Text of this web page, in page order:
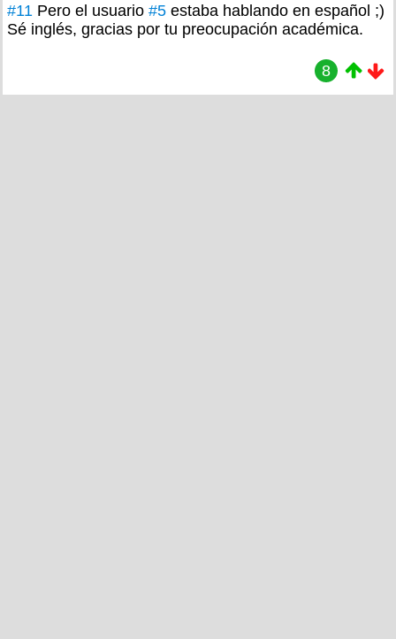
#11 Pero el usuario #5 estaba hablando en español ;)
Sé inglés, gracias por tu preocupación académica.
8